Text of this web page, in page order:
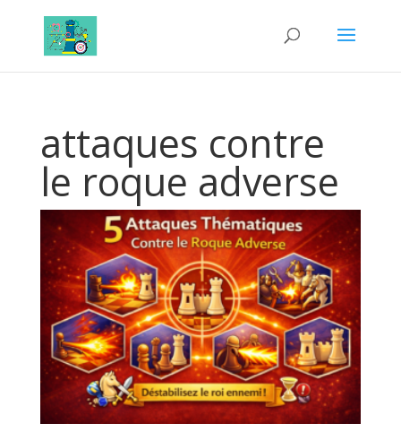
attaques contre
le roque adverse